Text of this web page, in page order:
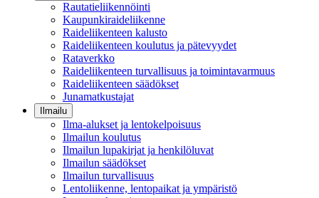
Rautatieliikennöinti
Kaupunkiraideliikenne
Raideliikenteen kalusto
Raideliikenteen koulutus ja pätevyydet
Rataverkko
Raideliikenteen turvallisuus ja toimintavarmuus
Raideliikenteen säädökset
Junamatkustajat
Ilmailu
Ilma-alukset ja lentokelpoisuus
Ilmailun koulutus
Ilmailun lupakirjat ja henkilöluvat
Ilmailun säädökset
Ilmailun turvallisuus
Lentoliikenne, lentopaikat ja ympäristö